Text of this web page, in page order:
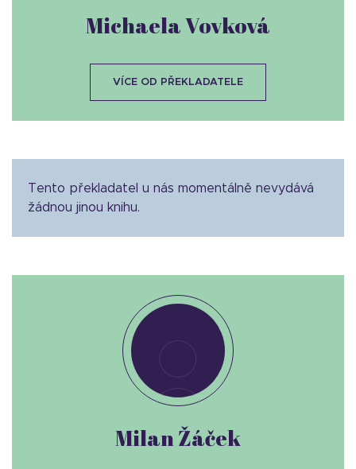
Tento překladatel u nás momentálně nevydává
žádnou jinou knihu.
Michaela Vovková
VÍCE OD PŘEKLADATELE
Milan Žáček